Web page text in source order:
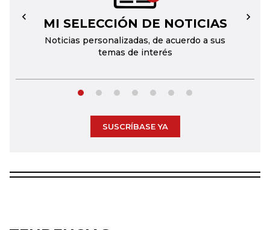
MI SELECCIÓN DE NOTICIAS
Noticias personalizadas, de acuerdo a sus
temas de interés
← →
SUSCRÍBASE YA